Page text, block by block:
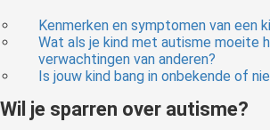
Kenmerken en symptomen van een
Wat als je kind met autisme moeite
verwachtingen van anderen?
Is jouw kind bang in onbekende of
Wil je sparren over autisme?